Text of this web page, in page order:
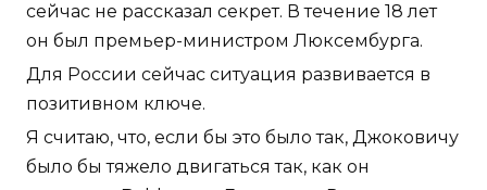
сейчас не рассказал секрет. В течение 18 лет
он был премьер-министром Люксембурга.
Для России сейчас ситуация развивается в
позитивном ключе.
Я считаю, что, если бы это было так, Джоковичу
было бы тяжело двигаться так, как он